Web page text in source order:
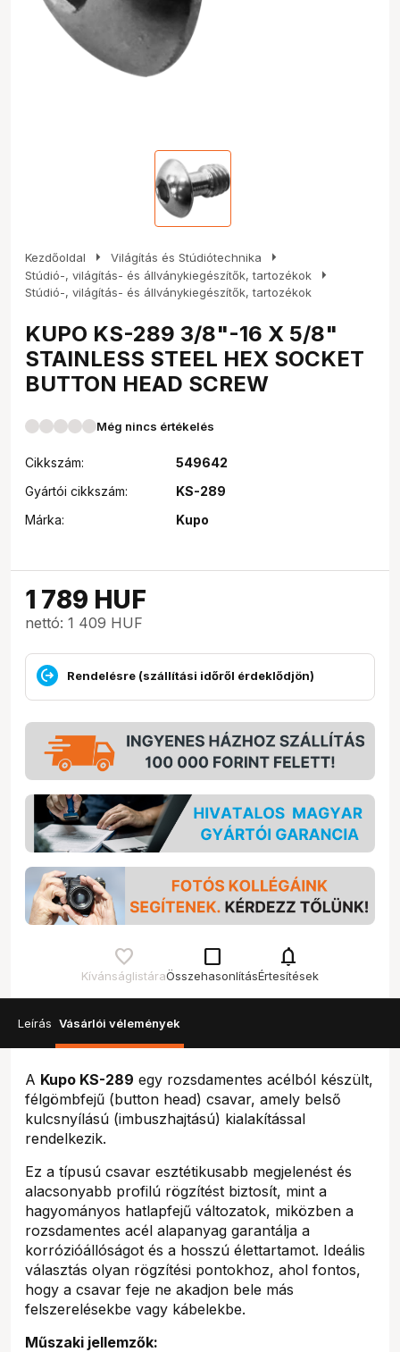
Kezdőoldal arrow_right Világítás és Stúdiótechnika arrow_right
Stúdió-, világítás- és állványkiegészítők, tartozékok arrow_right
Stúdió-, világítás- és állványkiegészítők, tartozékok
KUPO KS-289 3/8"-16 X 5/8"
STAINLESS STEEL HEX SOCKET
BUTTON HEAD SCREW
Még nincs értékelés
Cikkszám:
549642
Gyártói cikkszám:
KS-289
Márka:
Kupo
1 789 HUF
nettó: 1 409 HUF
Rendelésre (szállítási időről érdeklődjön)
Kívánságlistára
check_box_outline_blank
Összehasonlítás
notifications
Értesítések
Leírás Vásárlói vélemények
A Kupo KS-289 egy rozsdamentes acélból készült,
félgömbfejű (button head) csavar, amely belső
kulcsnyílású (imbuszhajtású) kialakítással
rendelkezik.
Ez a típusú csavar esztétikusabb megjelenést és
alacsonyabb profilú rögzítést biztosít, mint a
hagyományos hatlapfejű változatok, miközben a
rozsdamentes acél alapanyag garantálja a
korrózióállóságot és a hosszú élettartamot. Ideális
választás olyan rögzítési pontokhoz, ahol fontos,
hogy a csavar feje ne akadjon bele más
felszerelésekbe vagy kábelekbe.
Műszaki jellemzők: